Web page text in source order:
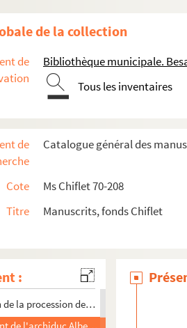
de la collection
de
Bibliothèque municipale.
Tous les inventaires
de
Catalogue général des
Cote
Ms Chiflet 70-208
Titre
Manuscrits, fonds Chiflet
:
de pièces d'Estat. Tome II »
de pièces d'Estat. Tome III »
pièces d'Estat contenuës en ce volume »
des seigneuries et villes du royaume de
la prise de Tournai par le roi d'Angleterre
langue latine, de Christophe de Moura,
d'État exposant la nécessité pour la
l'ambassadeur espagnol Balthasar de
la procession des pucelles, à Bruxelles,